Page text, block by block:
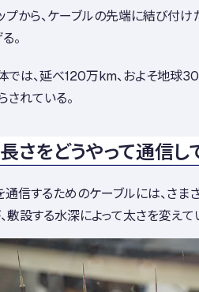
プから、ケーブルの先端に結び付
。
では、延べ120万km、およそ地球
されている。
さをどうやって通信し
信するためのケーブルには、さま
敷設する水深によって太さを変えて